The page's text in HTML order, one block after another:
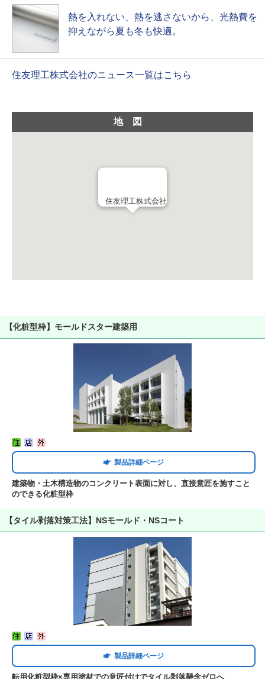
熱を入れない、熱を逃さないから、光熱費を
抑えながら夏も冬も快適。
住友理工株式会社のニュース一覧はこちら
地図
住友理工株式会社
【化粧型枠】モールドスター建築用
製品詳細ページ
建築物・土木構造物のコンクリート表面に対し、直接意匠を施すこと
のできる化粧型枠
【タイル剥落対策工法】NSモールド・NSコート
製品詳細ページ
転用化粧型枠×専用塗材での意匠付けでタイル剥落懸念ゼロへ